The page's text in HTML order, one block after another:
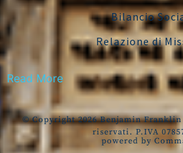
Bilancio
Relazione di
Read More
© Copyright 2026 Benjamin
riservati. P.IVA
powered by